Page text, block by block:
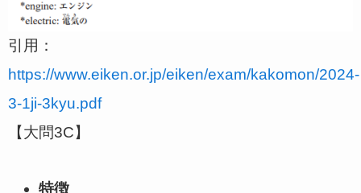
引用：
https://www.eiken.or.jp/eiken/exam/kakomon/2024-
3-1ji-3kyu.pdf
【大問3C】
特徴